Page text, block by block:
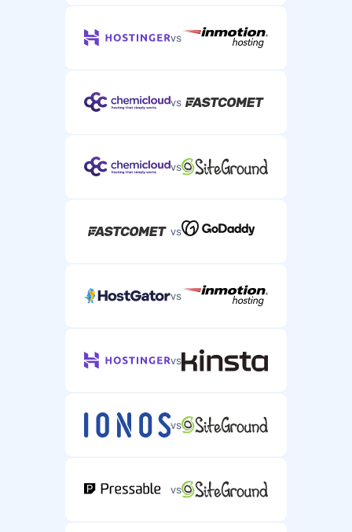
vs
vs
vs
vs
vs
vs
vs
vs